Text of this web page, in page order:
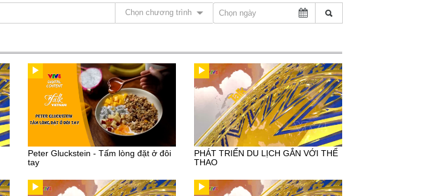
Chọn chương trình
Peter Gluckstein - Tấm lòng đặt ở đôi
tay
PHÁT TRIỂN DU LỊCH GẮN VỚI THỂ
THAO